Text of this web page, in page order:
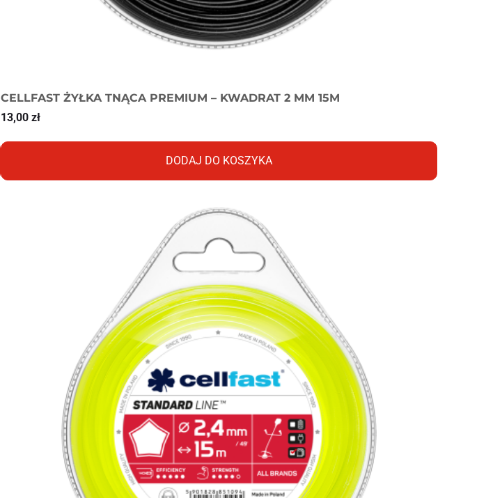
CELLFAST ŻYŁKA TNĄCA PREMIUM – KWADRAT 2 MM 15M
13,00 zł
DODAJ DO KOSZYKA